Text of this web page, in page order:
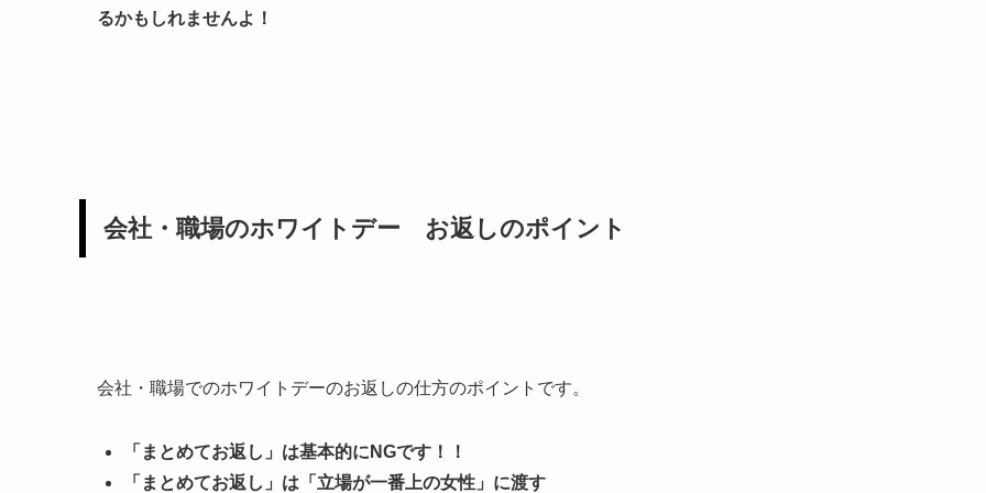
るかもしれませんよ！
会社・職場のホワイトデー お返しのポイント
会社・職場でのホワイトデーのお返しの仕方のポイントです。
「まとめてお返し」は基本的にNGです！！
「まとめてお返し」は「立場が一番上の女性」に渡す